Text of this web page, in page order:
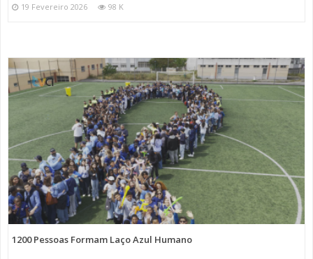
19 Fevereiro 2026 98 K
1200 Pessoas Formam Laço Azul Humano